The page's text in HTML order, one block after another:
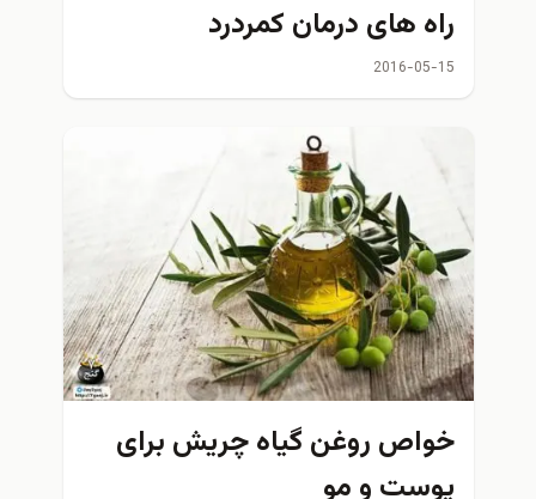
راه های درمان کمردرد
2016-05-15
خواص روغن گیاه چریش برای
پوست و مو